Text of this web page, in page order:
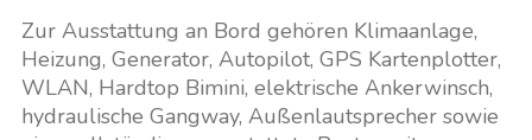
Zur Ausstattung an Bord gehören Klimaanlage,
Heizung, Generator, Autopilot, GPS Kartenplotter,
WLAN, Hardtop Bimini, elektrische Ankerwinsch,
hydraulische Gangway, Außenlautsprecher sowie